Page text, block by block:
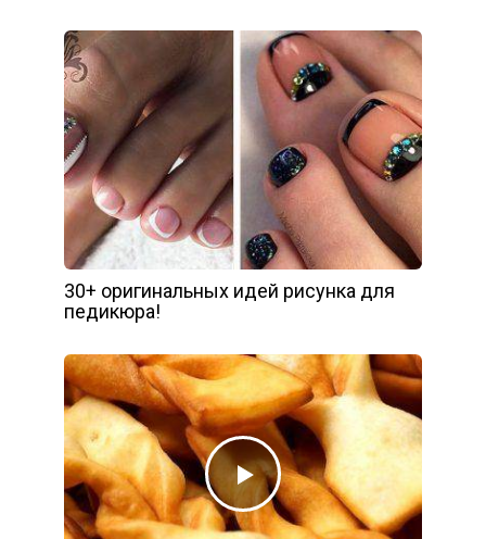
30+ оригинальных идей рисунка для
педикюра!